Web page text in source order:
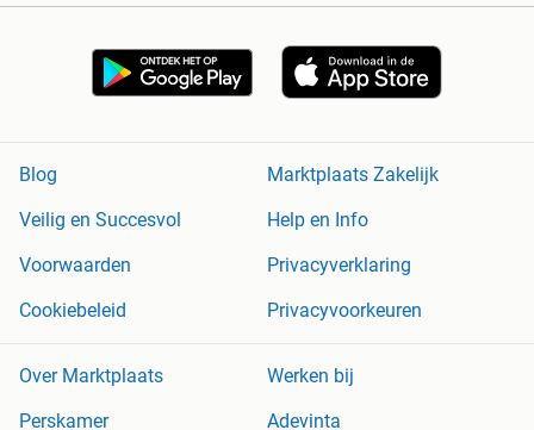
Blog
Marktplaats Zakelijk
Veilig en Succesvol
Help en Info
Voorwaarden
Privacyverklaring
Cookiebeleid
Privacyvoorkeuren
Over Marktplaats
Werken bij
Perskamer
Adevinta